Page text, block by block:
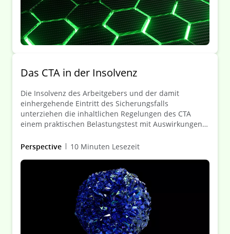
Das CTA in der Insolvenz
Die Insolvenz des Arbeitgebers und der damit
einhergehende Eintritt des Sicherungsfalls
unterziehen die inhaltlichen Regelungen des CTA
einem praktischen Belastungstest mit Auswirkungen
vor allem Arbeitgeber/Insolvenzverwalter, begünstigte
Absicherung von Pflichten aus Zusagen der
betrieblichen Altersversorgung (bAV-Zusagen)). Dieser
Client Alert erörtert die aktuellen rechtlichen
Rahmenbedingungen und Gestaltungsoptionen aus
der Sicht des Treuhänders – mit Berücksichtigung des
„Sicherungsfall“-Fahrplans.
Perspective 10 Minuten Lesezeit